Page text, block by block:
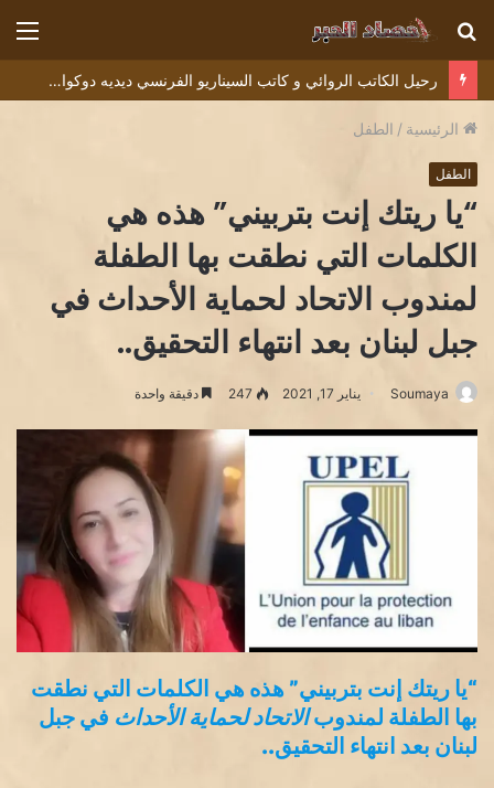
بحث
عن
رحيل الكاتب الروائي و كاتب السيناريو الفرنسي ديديه دوكوان Didier Decoin .
الرئيسية / الطفل
الطفل
“يا ريتك إنت بتربيني” هذه هي
الكلمات التي نطقت بها الطفلة
لمندوب الاتحاد لحماية الأحداث في
جبل لبنان بعد انتهاء التحقيق..
Soumaya يناير 17, 2021 247 دقيقة واحدة
“يا ريتك إنت بتربيني” هذه هي الكلمات التي نطقت
بها الطفلة لمندوبالاتحاد لحماية الأحداث في جبل
لبنان بعد انتهاء التحقيق..